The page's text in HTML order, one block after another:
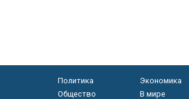
Политика
Экономика
Общество
В мире